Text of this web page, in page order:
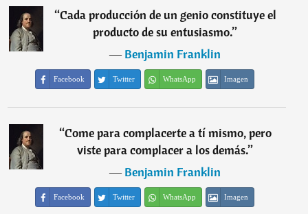
“Cada producción de un genio constituye el
producto de su entusiasmo.”
―Benjamin Franklin
Facebook Twitter WhatsApp Imagen
“Come para complacerte a tí mismo, pero
viste para complacer a los demás.”
―Benjamin Franklin
Facebook Twitter WhatsApp Imagen